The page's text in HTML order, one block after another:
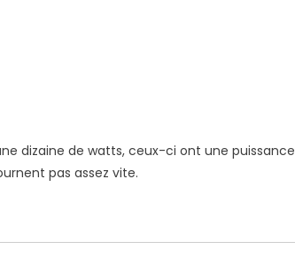
dizaine de watts, ceux-ci ont une puissance
pas assez vite.